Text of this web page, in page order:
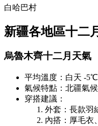
白哈巴村
新疆各地區十二
烏魯木齊十二月天氣
平均溫度：白天 -
氣候特點：北疆氣
穿搭建議：
外套：長款羽
內搭：厚毛衣